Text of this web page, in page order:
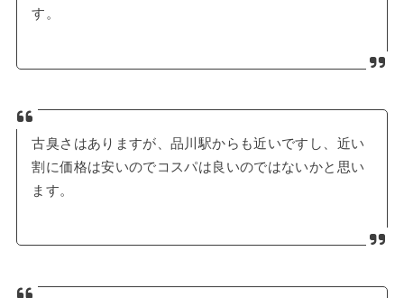
す。
古臭さはありますが、品川駅からも近いですし、近い
割に価格は安いのでコスパは良いのではないかと思い
ます。